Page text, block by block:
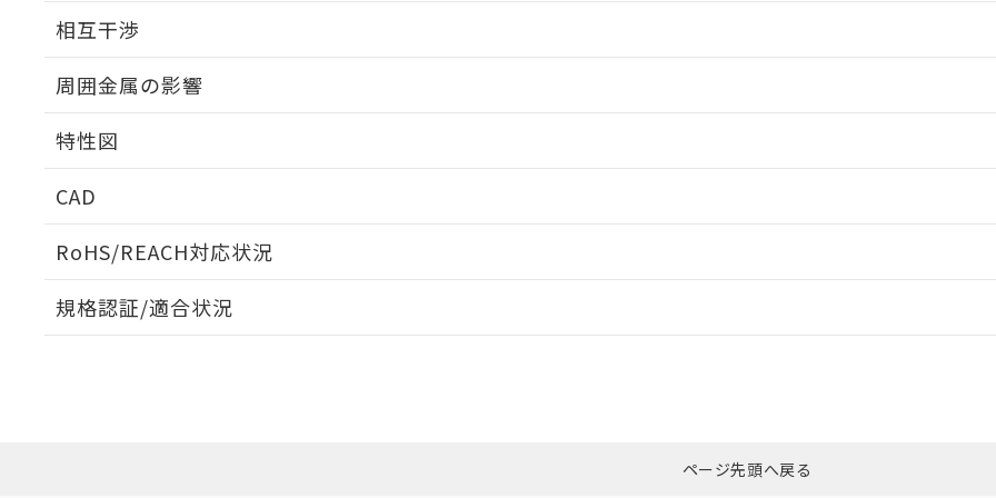
相互干渉
A: 45mm以上、B: 40mm以上
周囲金属の影響
特性図
CAD
RoHS/REACH対応状況
EU RoHS 注意事項・凡例
ダウンロードはこちら
規格認証/適合状況
ページ先頭へ戻る